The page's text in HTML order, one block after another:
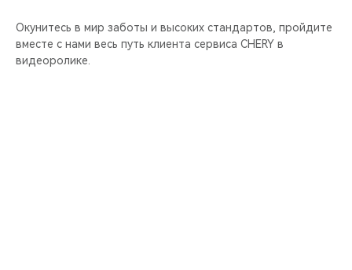
НОВИНКИ
CHERY CONNECT
ЛЮДИ CHERY
БЛАГОТВОРИТЕЛЬНОСТЬ
Окунитесь в мир заботы и высоких стандартов, пройдите
вместе с нами весь путь клиента сервиса CHERY в
видеоролике.